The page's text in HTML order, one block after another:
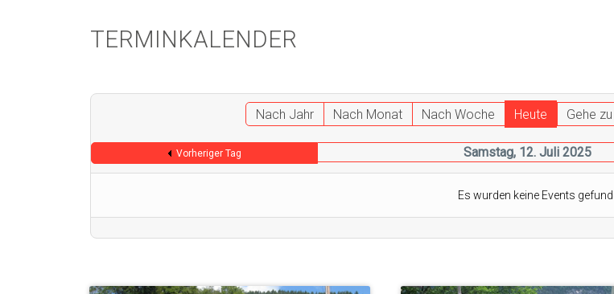
TERMINKALENDER
Nach Jahr Nach Monat Nach Woche Heute Gehe
Vorheriger Tag Samstag, 12. Juli 2025
Es wurden keine Events